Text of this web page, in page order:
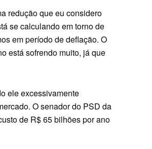
redução que eu considero
se calculando em torno de
em período de deflação. O
está sofrendo muito, já que
ele excessivamente
O senador do PSD da
de R$ 65 bilhões por ano